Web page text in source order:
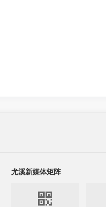
尤溪新媒体矩阵
